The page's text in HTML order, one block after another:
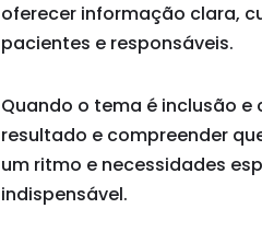
oferecer informação clara,
pacientes e responsáveis.
Quando o tema é inclusão
resultado e compreender
um ritmo e necessidades
indispensável.